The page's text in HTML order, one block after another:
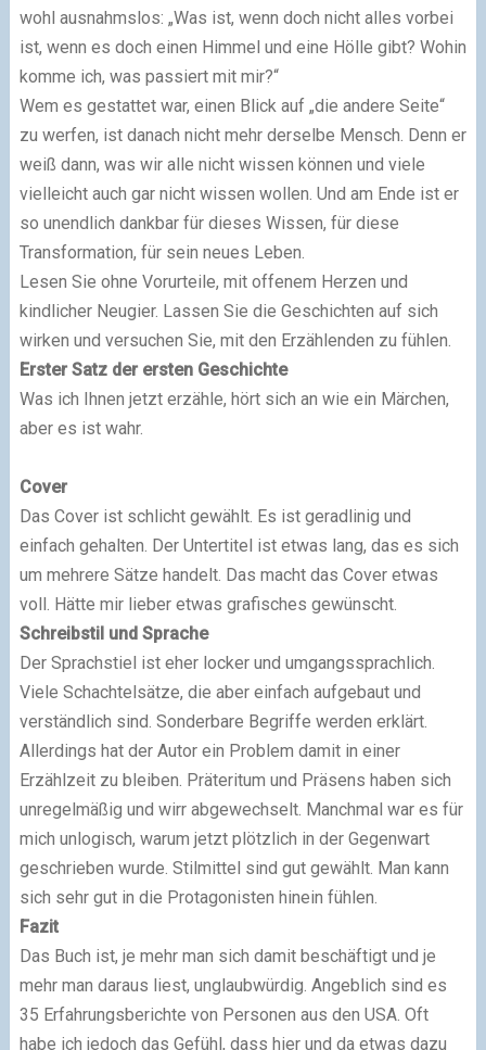
wohl ausnahmslos: „Was ist, wenn doch nicht alles vorbei
ist, wenn es doch einen Himmel und eine Hölle gibt? Wohin
komme ich, was passiert mit mir?“
Wem es gestattet war, einen Blick auf „die andere Seite“
zu werfen, ist danach nicht mehr derselbe Mensch. Denn er
weiß dann, was wir alle nicht wissen können und viele
vielleicht auch gar nicht wissen wollen. Und am Ende ist er
so unendlich dankbar für dieses Wissen, für diese
Transformation, für sein neues Leben.
Lesen Sie ohne Vorurteile, mit offenem Herzen und
kindlicher Neugier. Lassen Sie die Geschichten auf sich
wirken und versuchen Sie, mit den Erzählenden zu fühlen.
Erster Satz der ersten Geschichte
Was ich Ihnen jetzt erzähle, hört sich an wie ein Märchen,
aber es ist wahr.
Cover
Das Cover ist schlicht gewählt. Es ist geradlinig und
einfach gehalten. Der Untertitel ist etwas lang, das es sich
um mehrere Sätze handelt. Das macht das Cover etwas
voll. Hätte mir lieber etwas grafisches gewünscht.
Schreibstil und Sprache
Der Sprachstiel ist eher locker und umgangssprachlich.
Viele Schachtelsätze, die aber einfach aufgebaut und
verständlich sind. Sonderbare Begriffe werden erklärt.
Allerdings hat der Autor ein Problem damit in einer
Erzählzeit zu bleiben. Präteritum und Präsens haben sich
unregelmäßig und wirr abgewechselt. Manchmal war es für
mich unlogisch, warum jetzt plötzlich in der Gegenwart
geschrieben wurde. Stilmittel sind gut gewählt. Man kann
sich sehr gut in die Protagonisten hinein fühlen.
Fazit
Das Buch ist, je mehr man sich damit beschäftigt und je
mehr man daraus liest, unglaubwürdig. Angeblich sind es
35 Erfahrungsberichte von Personen aus den USA. Oft
habe ich jedoch das Gefühl, dass hier und da etwas dazu